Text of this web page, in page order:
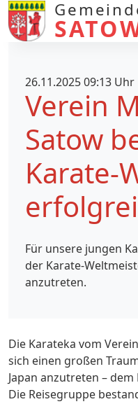
26.11.2025 09:13 Uhr
Verein
Satow
Karate-
Für unsere jungen
der Karate-
anzutreten.
Die Karateka vom
sich einen großen
Japan anzutreten –
Die Reisegruppe